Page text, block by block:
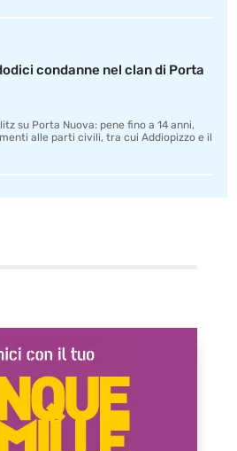
condanne nel clan di Porta
su Porta Nuova: pene fino a 14 anni,
alle parti civili, tra cui Addiopizzo e il